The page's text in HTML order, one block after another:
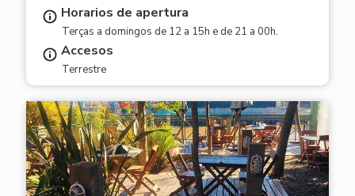
Horarios de apertura
Terças a domingos de 12 a 15h e de 21 a 00h.
Accesos
Terrestre